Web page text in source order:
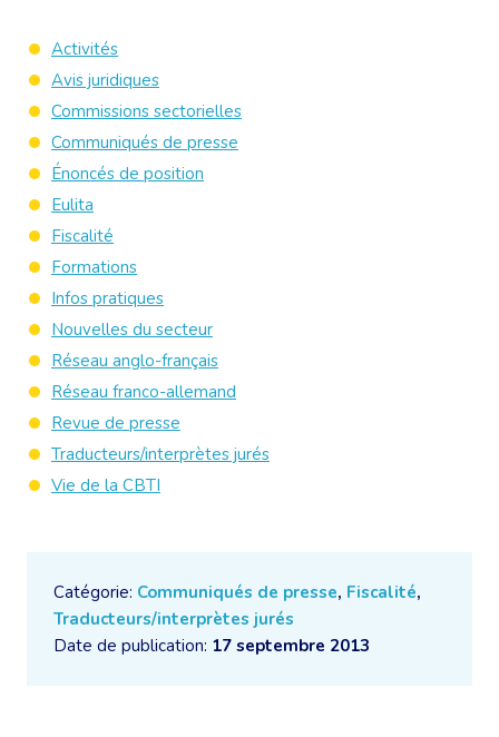
Catégorie: Communiqués de presse, Fiscalité,
Traducteurs/interprètes jurés
Date de publication: 17 septembre 2013
Activités
Avis juridiques
Commissions sectorielles
Communiqués de presse
Énoncés de position
Eulita
Fiscalité
Formations
Infos pratiques
Nouvelles du secteur
Réseau anglo-français
Réseau franco-allemand
Revue de presse
Traducteurs/interprètes jurés
Vie de la CBTI